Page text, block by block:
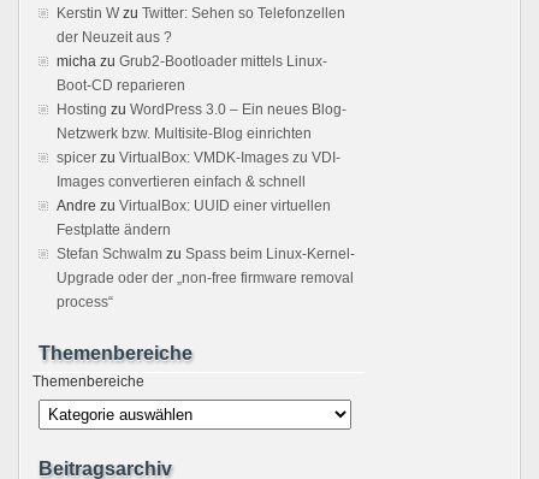
Kerstin Wzu Twitter: Sehen so Telefonzellen
der Neuzeit aus ?
micha zu Grub2-Bootloader mittels Linux-
Boot-CD reparieren
Hosting zu WordPress 3.0 – Ein neues Blog-
Netzwerk bzw. Multisite-Blog einrichten
spicer zu VirtualBox: VMDK-Images zu VDI-
Images convertieren einfach & schnell
Andre zu VirtualBox: UUID einer virtuellen
Festplatte ändern
Stefan Schwalm zu Spass beim Linux-Kernel-
Upgrade oder der „non-free firmware removal
process“
Themenbereiche
Themenbereiche
Beitragsarchiv